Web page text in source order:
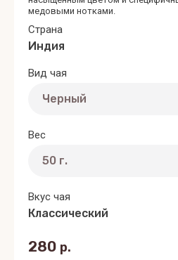
медовыми нотками.
Страна
Индия
Вид чая
Вес
Вкус чая
Классический
280 р.